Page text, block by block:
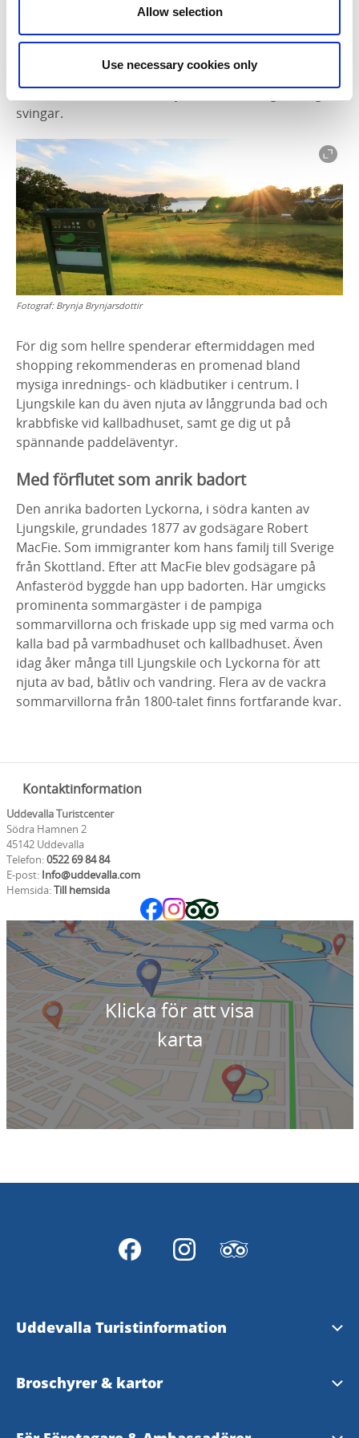
Allow selection
Use necessary cookies only
som med sina lummiga skogsdungar, breda fairways
och flera utmanande hål bjuder in till många härliga
svingar.
Fotograf: Brynja Brynjarsdottir
För dig som hellre spenderar eftermiddagen med
shopping rekommenderas en promenad bland
mysiga inrednings- och klädbutiker i centrum. I
Ljungskile kan du även njuta av långgrunda bad och
krabbfiske vid kallbadhuset, samt ge dig ut på
spännande paddeläventyr.
Med förflutet som anrik badort
Den anrika badorten Lyckorna, i södra kanten av
Ljungskile, grundades 1877 av godsägare Robert
MacFie. Som immigranter kom hans familj till Sverige
från Skottland. Efter att MacFie blev godsägare på
Anfasteröd byggde han upp badorten. Här umgicks
prominenta sommargäster i de pampiga
sommarvillorna och friskade upp sig med varma och
kalla bad på varmbadhuset och kallbadhuset. Även
idag åker många till Ljungskile och Lyckorna för att
njuta av bad, båtliv och vandring. Flera av de vackra
sommarvillorna från 1800-talet finns fortfarande kvar.
Kontaktinformation
Uddevalla Turistcenter
Södra Hamnen 2
45142 Uddevalla
Telefon:0522 69 84 84
E-post: Info@uddevalla.com
Hemsida:Till hemsida
Klicka för att visa
karta
Uddevalla Turistinformation
Upplev Bohuslän
Broschyrer & kartor
Uddevallakarta